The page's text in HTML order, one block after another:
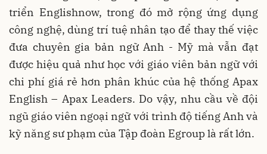
triển Englishnow, trong đó mở rộng ứng dụng
công nghệ, dùng trí tuệ nhân tạo để thay thế việc
đưa chuyên gia bản ngữ Anh - Mỹ mà vẫn đạt
được hiệu quả như học với giáo viên bản ngữ với
chi phí giá rẻ hơn phân khúc của hệ thống Apax
English – Apax Leaders. Do vậy, nhu cầu về đội
ngũ giáo viên ngoại ngữ với trình độ tiếng Anh và
kỹ năng sư phạm của Tập đoàn Egroup là rất lớn.